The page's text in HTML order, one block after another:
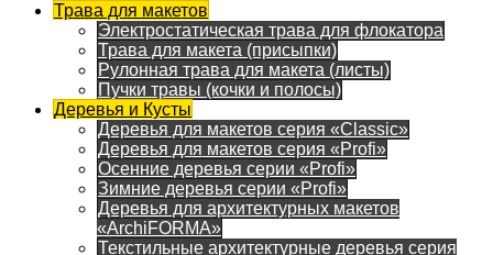
Трава для макетов
Электростатическая трава для флокатора
Трава для макета (присыпки)
Рулонная трава для макета (листы)
Пучки травы (кочки и полосы)
Деревья и Кусты
Деревья для макетов серия «Classic»
Деревья для макетов серия «Profi»
Осенние деревья серии «Profi»
Зимние деревья серии «Profi»
Деревья для архитектурных макетов
«ArchiFORMA»
Текстильные архитектурные деревья серия